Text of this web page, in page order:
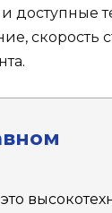
доступные
скорость